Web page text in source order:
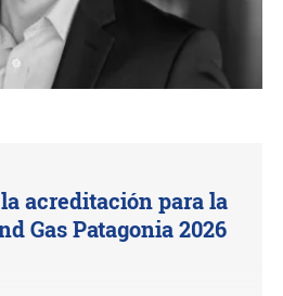
acreditación para la
Gas Patagonia 2026